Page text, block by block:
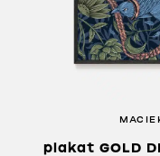
plakat GOLD